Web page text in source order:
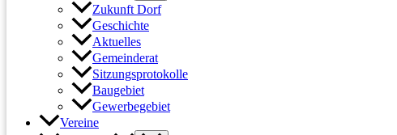
Zukunft Dorf
Geschichte
Aktuelles
Gemeinderat
Sitzungsprotokolle
Baugebiet
Gewerbegebiet
Vereine